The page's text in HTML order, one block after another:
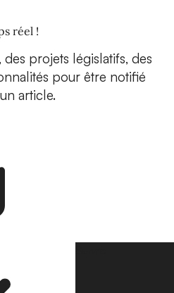
réel !
projets législatifs, des
pour être notifié
article.